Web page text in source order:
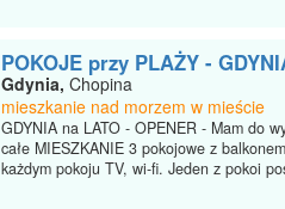
POKOJE przy PLAŻY -
Gdynia, Chopina
mieszkanie nad morzem w mieście
GDYNIA na LATO - OPENER - Mam do
całe MIESZKANIE 3 pokojowe z
każdym pokoju TV, wi-fi. Jeden z pokoi